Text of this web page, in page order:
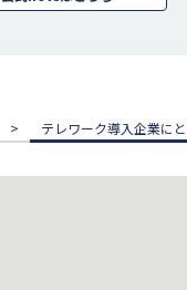
テレワーク導入企業に